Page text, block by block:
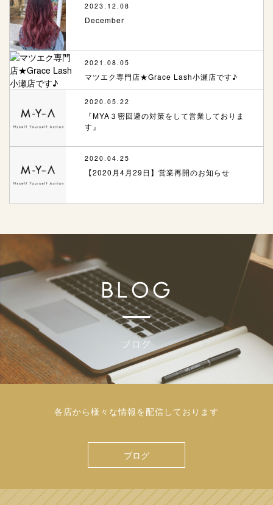
2023.12.08
December
2021.08.05
マツエク専門店★Grace Lash小瀬店です♪
2020.05.22
『MYA３密回避の対策をして営業しておりま
す』
2020.04.25
【2020月4月29日】営業再開のお知らせ
各店から様々な情報を配信しております
ブログ